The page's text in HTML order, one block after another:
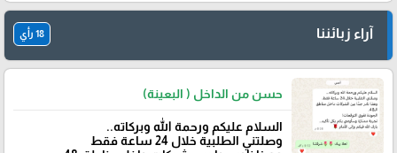
آراء زبائننا 18 رأي
حسن من الداخل ( البعينة)
‏السلام عليكم ورحمة الله وبركاته..
وصلتني الطلبية خلال 24 ساعة فقط